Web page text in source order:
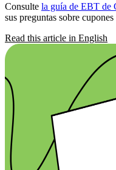
Consulte la guía de EBT de
sus preguntas sobre
Read this article in English